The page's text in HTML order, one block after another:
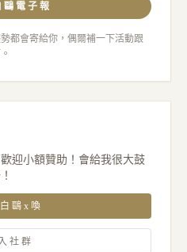
鷗電子報
都會寄給你，偶爾補一下活動跟
迎小額贊助！會給我很大鼓
鷗x喚
社群